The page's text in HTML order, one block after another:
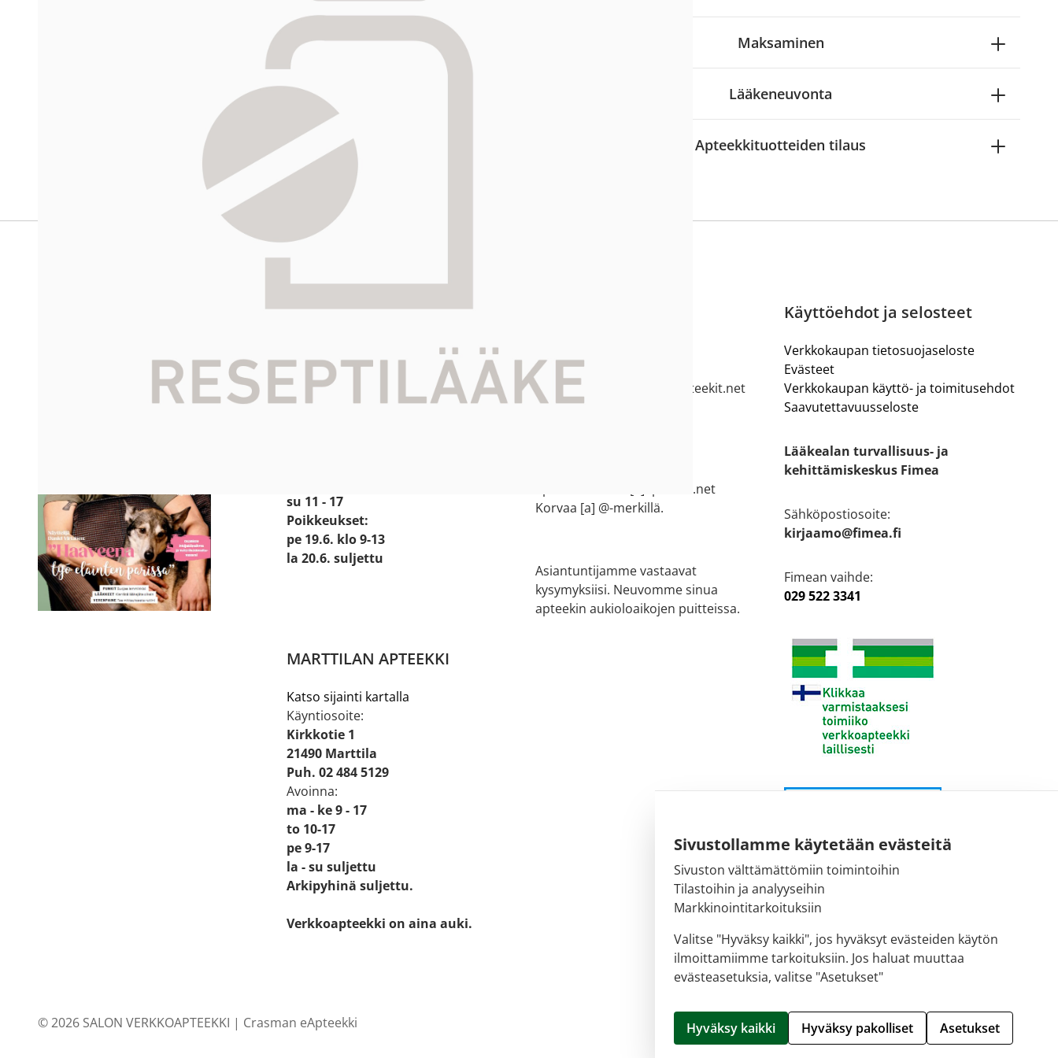
Sivustollamme käytetään evästeitä
Sivuston välttämättömiin toimintoihin
Tilastoihin ja analyyseihin
Markkinointitarkoituksiin
Valitse "Hyväksy kaikki", jos hyväksyt evästeiden käytön
ilmoittamiimme tarkoituksiin. Jos haluat muuttaa
evästeasetuksia, valitse "Asetukset"
Hyväksy kaikki Hyväksy pakolliset Asetukset
Reseptilääkkeiden tilaaminen edellyttää voimassa olevaa reseptiä, ja voit
-palvelusta. Tilausta varten sinun pitää ensin
tunnistautua. Apteekki käsittelee tilauksesi, jonka jälkeen voit maksaa ostoksesi.
Siirry reseptilääketilaukseen
Maksaminen
Lääkeneuvonta
Apteekkituotteiden tilaus
HALIKON APTEEKKI
Käyntiosoite:
Prismantie 2
24800 Halikko
su 11 - 17
Poikkeukset:
pe 19.6. klo 9-13
la 20.6. suljettu
MARTTILAN APTEEKKI
Katso sijainti kartalla
Käyntiosoite:
Kirkkotie 1
21490 Marttila
Puh. 02 484 5129
Avoinna:
ma - ke 9 - 17
to 10-17
pe 9-17
la - su suljettu
Arkipyhinä suljettu.
Verkkoapteekki on aina auki.
044 73 77 200
salon.verkkoapteekki[a]apteekit.net
Korvaa [a] @-merkillä.
apteekki.halikko[a]apteekit.net
Korvaa [a] @-merkillä.
Asiantuntijamme vastaavat
kysymyksiisi. Neuvomme sinua
apteekin aukioloaikojen puitteissa.
Käyttöehdot ja selosteet
Verkkokaupan tietosuojaseloste
Evästeet
Verkkokaupan käyttö- ja toimitusehdot
Saavutettavuusseloste
Lääkealan turvallisuus- ja
kehittämiskeskus Fimea
Sähköpostiosoite:
kirjaamo@fimea.fi
Fimean vaihde:
029 522 3341
© 2026 SALON VERKKOAPTEEKKI | Crasman eApteekki Hallitse evästeitä